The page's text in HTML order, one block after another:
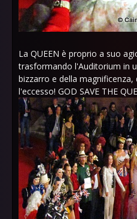
La QUEEN è proprio a suo
trasformando l'Auditorium in
bizzarro e della
l'eccesso! GOD SAVE THE